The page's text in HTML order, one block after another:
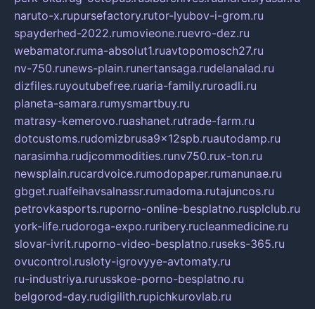
naruto-x.rupursefactory.rutor-lyubov-i-grom.ru
spayderhed-2022.rumovieone.ruevro-dez.ru
webamator.ruma-absolut1.ruavtopomosch27.ru
nv-750.runews-plain.runertansaga.rudelanalad.ru
dizfiles.ruyoutubefree.ruaria-family.ruroadli.ru
planeta-samara.rumysmartbuy.ru
matrasy-kemerovo.ruashanet.rutrade-farm.ru
dotcustoms.rudomizbrusa9x12spb.ruautodamp.ru
narasimha.rudjcommodities.runv750.rux-ton.ru
newsplain.rucardvoice.rumodopaper.rumanunae.ru
gbget.rualfeihavsalnassr.rumadoma.rutajuncos.ru
petrovkasports.ruporno-online-besplatno.rusplclub.ru
york-life.rudoroga-expo.ruribery.rucleanmedicine.ru
slovar-ivrit.ruporno-video-besplatno.ruseks-365.ru
ovucontrol.rusloty-igrovyye-avtomaty.ru
ru-industriya.rurusskoe-porno-besplatno.ru
belgorod-day.rudigilith.rupichkurovlab.ru